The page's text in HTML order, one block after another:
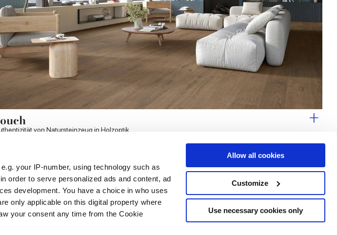
your IP-number, using technology such as
order to serve personalized ads and content, ad
development. You have a choice in who uses
only applicable on this digital property where
your consent any time from the Cookie
Allow all cookies
Customize
Use necessary cookies only
von Natursteinzeug in Holzoptik
Links
Corona
Sie uns
mit uns
Corona
Rechtsraum
Verkaufsbedingungen
Privacy
Download Bereich
Professioneller Bereich
Folgen Sie uns auf